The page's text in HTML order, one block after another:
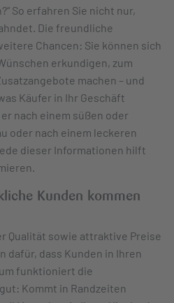
So erfahren Sie nicht nur,
Die freundliche
Chancen: Sie können sich
erkundigen, zum
machen – und
Käufer in Ihr Geschäft
nach einem süßen oder
oder nach einem leckeren
dieser Informationen hilft
Kunden kommen
Qualität sowie attraktive Preise
dafür, dass Kunden in Ihren
funktioniert die
Kommt in Randzeiten